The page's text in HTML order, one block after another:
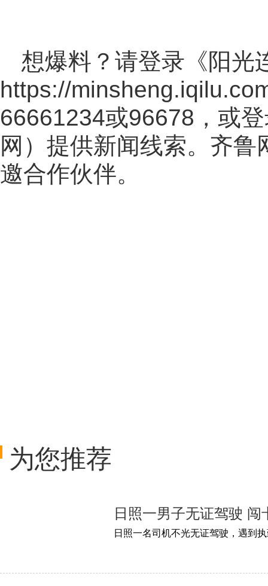
想爆料？请登录《阳光
https://
66661234或96678，或
网 ）提供新闻线索。齐鲁
邀合作伙伴。
为您推荐
日照一男子无证驾驶
日照一名司机不光无证驾驶，遇到